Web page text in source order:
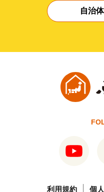
自治
利用規約 個